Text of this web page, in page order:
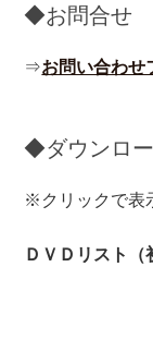
◆お問合せ
⇒お問い合わせ
◆ダウンロ
※クリックで表
ＤＶＤリスト（